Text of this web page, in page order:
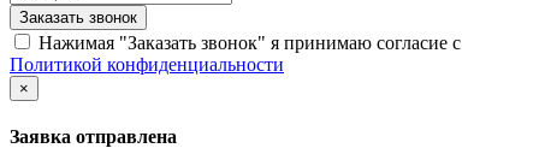
Заказать звонок
Нажимая "Заказать звонок" я принимаю согласие с
Политикой конфиденциальности
×
Заявка отправлена